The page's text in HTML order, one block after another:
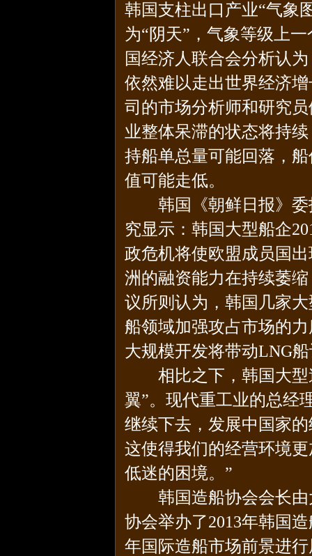
韩国支柱出口产业“气象
为“阴天”，气象等级上
国经济人联合会分析认
依然难以走出世界经济
司的市场分析师和研究
业整体呆滞的状态将持
持船单总量可能回落，
值可能走低。
韩国《朝鲜日报》委
究显示：韩国大型船企
政危机将使欧盟成员国
洲的融资能力在持续萎
议所则认为，韩国几家
船领域加强攻占市场的
大规模开发将带动LNG
相比之下，韩国大型
翼”。现代重工业的总经
继续下去，发展中国家
这使得我们的经营环境
低迷的困境。”
韩国造船协会会长由
协会举办了2013年韩国
年国际造船市场前景进